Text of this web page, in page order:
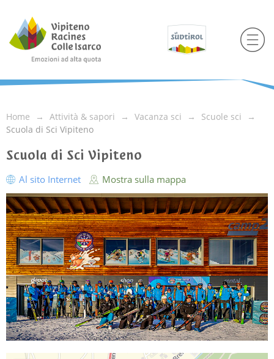
Home Attività & sapori Vacanza sci
Scuole sci
Scuola di Sci Vipiteno
Scuola di Sci Vipiteno
Al sito Internet Mostra sulla mappa